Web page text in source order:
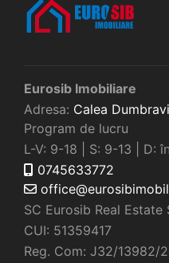
Eurosib Imobiliare
Adresa: Calea
Program de lucru
L-V: 9-18 | S: 9-13 | D:
0745633772
SC Eurosib Real Estate
CUI: 51359417
Reg. Com: J32/13982/